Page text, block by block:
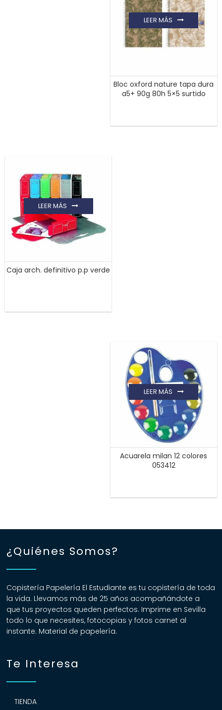
Bloc oxford nature tapa dura
a5+ 90g 80h 5×5 surtido
LEER MÁS
Caja arch. definitivo p.p verde
LEER MÁS
Acuarela milan 12 colores
053412
LEER MÁS
¿Quiénes Somos?
Copistería Papelería El Estudiante es tu copistería de toda
la vida. Llevamos más de 25 años acompañándote a
que tus proyectos queden perfectos. Imprime en Sevilla
todo lo que necesites, fotocopias y fotos carnet al
instante. Material de papelería.
Te Interesa
TIENDA